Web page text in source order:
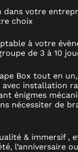
dans votre
choix
à votre
de 3 à 10
Box tout en
installation
énigmes
nécessiter de
& immersif ,
l’anniversaire